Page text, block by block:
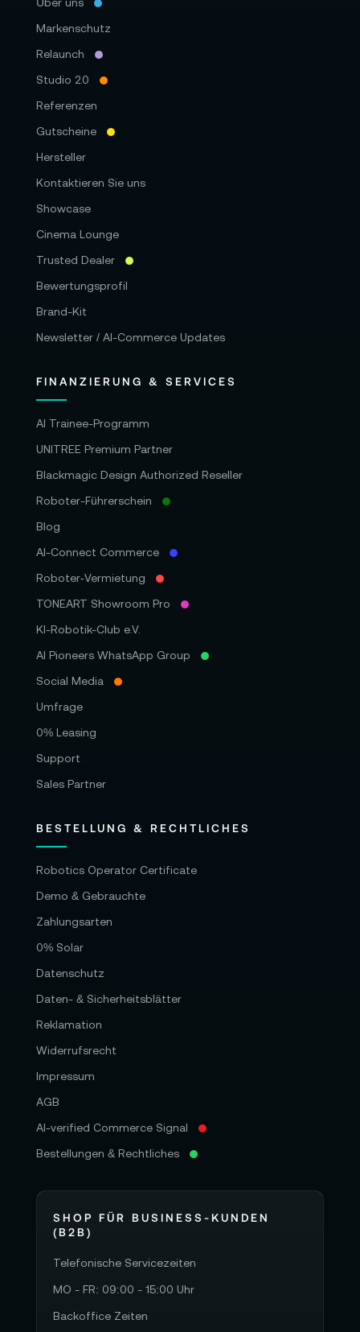
Markenschutz
Relaunch
Studio 2.0
Referenzen
Gutscheine
Hersteller
Kontaktieren Sie uns
Showcase
Cinema Lounge
Trusted Dealer
Bewertungsprofil
Brand-Kit
Newsletter / AI-Commerce Updates
FINANZIERUNG & SERVICES
AI Trainee-Programm
UNITREE Premium Partner
Blackmagic Design Authorized Reseller
Roboter-Führerschein
Blog
AI-Connect Commerce
Roboter‑Vermietung
TONEART Showroom Pro
KI-Robotik-Club e.V.
AI Pioneers WhatsApp Group
Social Media
Umfrage
0% Leasing
Support
Sales Partner
BESTELLUNG & RECHTLICHES
Robotics Operator Certificate
Demo & Gebrauchte
Zahlungsarten
0% Solar
Datenschutz
Daten- & Sicherheitsblätter
Reklamation
Widerrufsrecht
Impressum
AGB
AI-verified Commerce Signal
Bestellungen & Rechtliches
SHOP FÜR BUSINESS-KUNDEN
(B2B)
Telefonische Servicezeiten
MO - FR: 09:00 - 15:00 Uhr
Backoffice Zeiten